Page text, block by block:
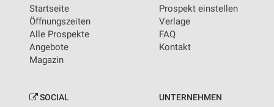
Startseite
Öffnungszeiten
Alle Prospekte
Angebote
Magazin
Prospekt einstellen
Verlage
FAQ
Kontakt
SOCIAL UNTERNEHMEN